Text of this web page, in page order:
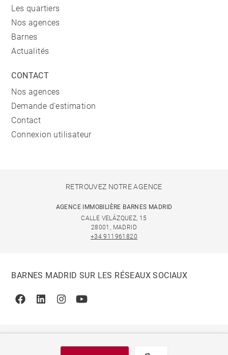
Les quartiers
Nos agences
Barnes
Actualités
CONTACT
Nos agences
Demande d'estimation
Contact
Connexion utilisateur
RETROUVEZ NOTRE AGENCE
AGENCE IMMOBILIÈRE BARNES MADRID
CALLE VELÁZQUEZ, 15
28001, MADRID
+34 911961820
BARNES MADRID SUR LES RÉSEAUX SOCIAUX
FacebookLinkedinInstagramYoutube